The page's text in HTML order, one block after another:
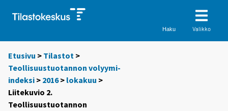
Haku Valikko
Etusivu > Tilastot >
Teollisuustuotannon volyymi-
indeksi > 2016> lokakuu >
Liitekuvio 2.
Teollisuustuotannon